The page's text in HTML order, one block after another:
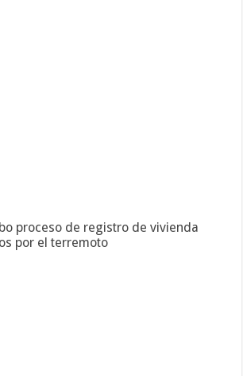
proceso de registro de vivienda
por el terremoto